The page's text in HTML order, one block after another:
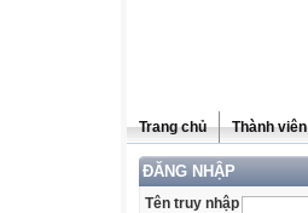
Trang chủ Thành viên
ĐĂNG NHẬP
Tên truy nhập